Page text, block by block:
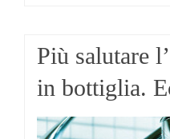
Più salutare
in bottiglia.